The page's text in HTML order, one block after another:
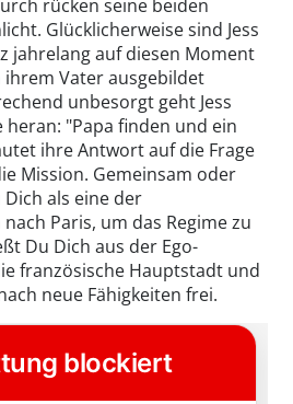
rücken seine beiden
Glücklicherweise sind Jess
jahrelang auf diesen Moment
Vater ausgebildet
unbesorgt geht Jess
heran: "Papa finden und ein
ihre Antwort auf die Frage
Mission. Gemeinsam oder
als eine der
Paris, um das Regime zu
Du Dich aus der Ego-
französische Hauptstadt und
neue Fähigkeiten frei.